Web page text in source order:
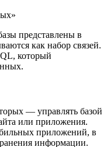
представлены в
как набор связей.
который
— управлять базой
или приложения.
приложений, в
информации.